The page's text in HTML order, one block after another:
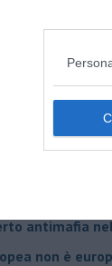
anniversario
le balle
ci ha portato
un bel 23
problema
per
antimafia
non è